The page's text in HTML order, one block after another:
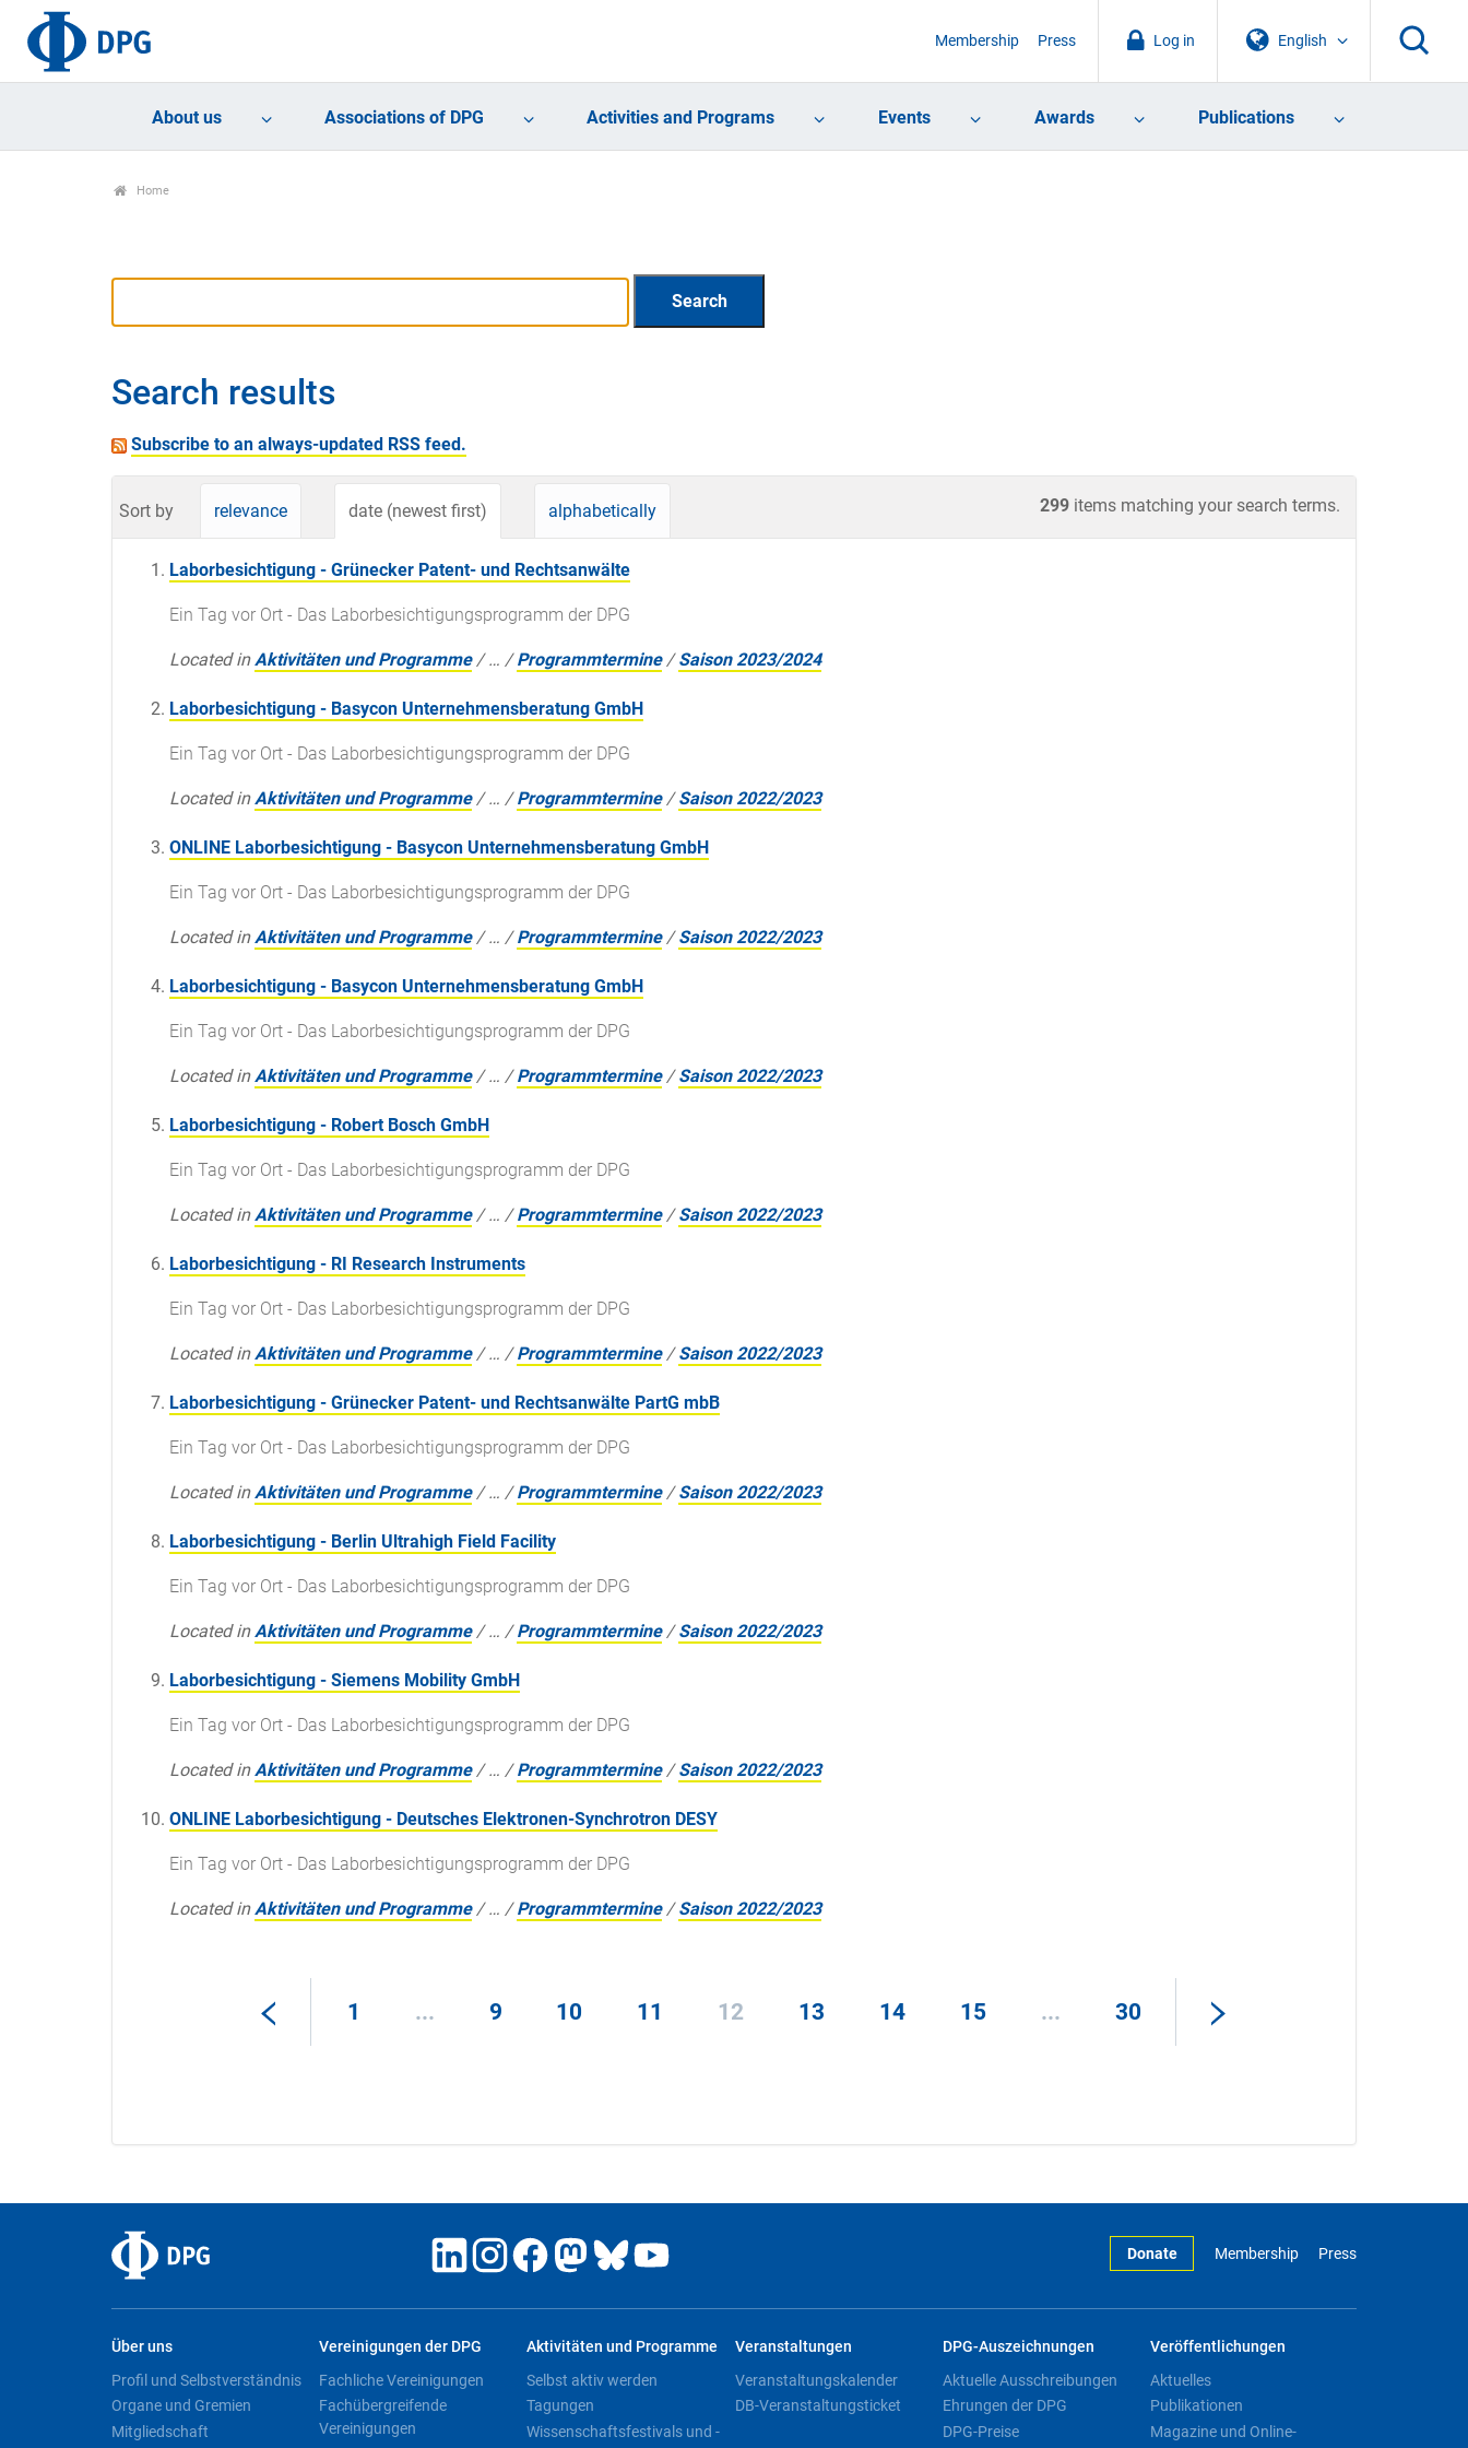
English
Log in
Membership Press
About us Associations of DPG Activities and Programs Events Awards Publications
Home
Search results
Subscribe to an always-updated RSS feed.
299 items matching your search terms.
Sort by relevance date (newest first) alphabetically
Laborbesichtigung - Grünecker Patent- und Rechtsanwälte
Ein Tag vor Ort - Das Laborbesichtigungsprogramm der DPG
Located in Aktivitäten und Programme /… /Programmtermine /Saison 2023/2024
Laborbesichtigung - Basycon Unternehmensberatung GmbH
Ein Tag vor Ort - Das Laborbesichtigungsprogramm der DPG
Located in Aktivitäten und Programme /… /Programmtermine /Saison 2022/2023
ONLINE Laborbesichtigung - Basycon Unternehmensberatung GmbH
Ein Tag vor Ort - Das Laborbesichtigungsprogramm der DPG
Located in Aktivitäten und Programme /… /Programmtermine /Saison 2022/2023
Laborbesichtigung - Basycon Unternehmensberatung GmbH
Ein Tag vor Ort - Das Laborbesichtigungsprogramm der DPG
Located in Aktivitäten und Programme /… /Programmtermine /Saison 2022/2023
Laborbesichtigung - Robert Bosch GmbH
Ein Tag vor Ort - Das Laborbesichtigungsprogramm der DPG
Located in Aktivitäten und Programme /… /Programmtermine /Saison 2022/2023
Laborbesichtigung - RI Research Instruments
Ein Tag vor Ort - Das Laborbesichtigungsprogramm der DPG
Located in Aktivitäten und Programme /… /Programmtermine /Saison 2022/2023
Laborbesichtigung - Grünecker Patent- und Rechtsanwälte PartG mbB
Ein Tag vor Ort - Das Laborbesichtigungsprogramm der DPG
Located in Aktivitäten und Programme /… /Programmtermine /Saison 2022/2023
Laborbesichtigung - Berlin Ultrahigh Field Facility
Ein Tag vor Ort - Das Laborbesichtigungsprogramm der DPG
Located in Aktivitäten und Programme /… /Programmtermine /Saison 2022/2023
Laborbesichtigung - Siemens Mobility GmbH
Ein Tag vor Ort - Das Laborbesichtigungsprogramm der DPG
Located in Aktivitäten und Programme /… /Programmtermine /Saison 2022/2023
ONLINE Laborbesichtigung - Deutsches Elektronen-Synchrotron DESY
Ein Tag vor Ort - Das Laborbesichtigungsprogramm der DPG
Located in Aktivitäten und Programme /… /Programmtermine /Saison 2022/2023
1 ... 9 10 11 12 13 14 15 ... 30
Donate Membership Press
Über uns
Profil und Selbstverständnis
Organe und Gremien
Mitgliedschaft
Vereinigungen der DPG
Fachliche Vereinigungen
Fachübergreifende
Vereinigungen
Aktivitäten und Programme
Selbst aktiv werden
Tagungen
Wissenschaftsfestivals und -
Veranstaltungen
Veranstaltungskalender
DB-Veranstaltungsticket
DPG-Auszeichnungen
Aktuelle Ausschreibungen
Ehrungen der DPG
DPG-Preise
Veröffentlichungen
Aktuelles
Publikationen
Magazine und Online-